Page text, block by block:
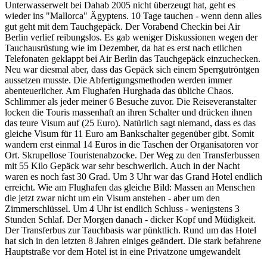
Unterwasserwelt bei Dahab 2005 nicht überzeugt hat, geht es
wieder ins "Mallorca" Ägyptens. 10 Tage tauchen - wenn denn alles
gut geht mit dem Tauchgepäck. Der Vorabend Checkin bei Air
Berlin verlief reibungslos. Es gab weniger Diskussionen wegen der
Tauchausrüstung wie im Dezember, da hat es erst nach etlichen
Telefonaten geklappt bei Air Berlin das Tauchgepäck einzuchecken.
Neu war diesmal aber, dass das Gepäck sich einem Sperrgutröntgen
aussetzen musste. Die Abfertigungsmethoden werden immer
abenteuerlicher. Am Flughafen Hurghada das übliche Chaos.
Schlimmer als jeder meiner 6 Besuche zuvor. Die Reiseveranstalter
locken die Touris massenhaft an ihren Schalter und drücken ihnen
das teure Visum auf (25 Euro). Natürlich sagt niemand, dass es das
gleiche Visum für 11 Euro am Bankschalter gegenüber gibt. Somit
wandern erst einmal 14 Euros in die Taschen der Organisatoren vor
Ort. Skrupellose Touristenabzocke. Der Weg zu den Transferbussen
mit 55 Kilo Gepäck war sehr beschwerlich. Auch in der Nacht
waren es noch fast 30 Grad. Um 3 Uhr war das Grand Hotel endlich
erreicht. Wie am Flughafen das gleiche Bild: Massen an Menschen
die jetzt zwar nicht um ein Visum anstehen - aber um den
Zimmerschlüssel. Um 4 Uhr ist endlich Schluss - wenigstens 3
Stunden Schlaf. Der Morgen danach - dicker Kopf und Müdigkeit.
Der Transferbus zur Tauchbasis war pünktlich. Rund um das Hotel
hat sich in den letzten 8 Jahren einiges geändert. Die stark befahrene
Hauptstraße vor dem Hotel ist in eine Privatzone umgewandelt